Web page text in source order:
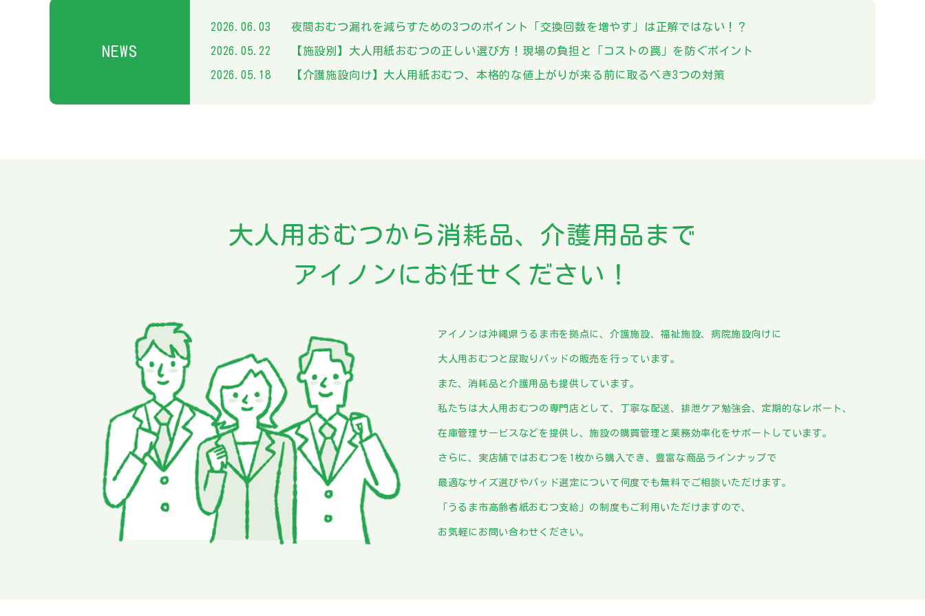
NEWS
2026.06.03 夜間おむつ漏れを減らすための3つのポイント「交換回数を増やす」は正解ではない！？
2026.05.22 【施設別】大人用紙おむつの正しい選び方！現場の負担と「コストの罠」を防ぐポイント
2026.05.18 【介護施設向け】大人用紙おむつ、本格的な値上がりが来る前に取るべき3つの対策
大人用おむつから 消耗品、介護用品まで
アイノンにお任せください！
アイノンは沖縄県うるま市を拠点に、介護施設、福祉施設、病院施設向けに
大人用おむつと尿取りパッドの販売を行っています。
また、消耗品と介護用品も提供しています。
私たちは大人用おむつの専門店として、丁寧な配送、排泄ケア勉強会、定期的なレポート、
在庫管理サービスなどを提供し、施設の購買管理と業務効率化をサポートしています。
さらに、実店舗ではおむつを1枚から購入でき、豊富な商品ラインナップで
最適なサイズ選びやパッド選定について何度でも無料でご相談いただけます。
「うるま市高齢者紙おむつ支給」の制度もご利用いただけますので、
お気軽にお問い合わせください。